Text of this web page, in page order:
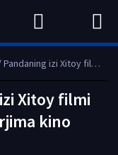
tilida O'zbekcha tarjima kino 2009 Full HD skachat
Xitoy filmi
kino